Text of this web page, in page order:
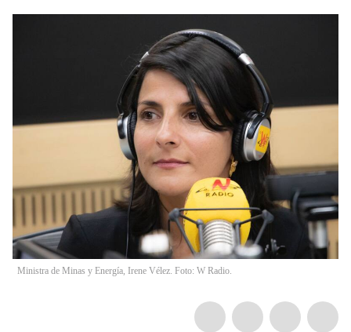
Ministra de Minas y Energía, Irene Vélez. Foto: W Radio.